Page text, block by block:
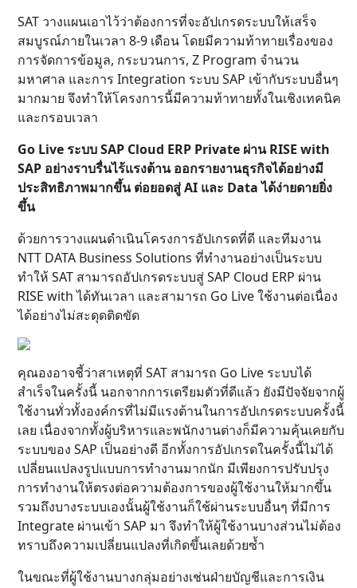
SAT วางแผนเอาไว้ว่าต้องการที่จะอัปเกรดระบบให้เสร็จ
สมบูรณ์ภายในเวลา 8-9 เดือน โดยมีความท้าทายเรื่องของ
การจัดการข้อมูล, กระบวนการ, Z Program จำนวน
มหาศาล และการ Integration ระบบ SAP เข้ากับระบบอื่นๆ
มากมาย จึงทำให้โครงการนี้มีความท้าทายทั้งในเชิงเทคนิค
และกรอบเวลา
Go Live ระบบ SAP Cloud ERP Private ผ่าน RISE with
SAP อย่างราบรื่นไร้แรงต้าน ออกรายงานธุรกิจได้อย่างมี
ประสิทธิภาพมากขึ้น ต่อยอดสู่ AI และ Data ได้ง่ายดายยิ่ง
ขึ้น
ด้วยการวางแผนดำเนินโครงการอัปเกรดที่ดี และทีมงาน
NTT DATA Business Solutions ที่ทำงานอย่างเป็นระบบ
ทำให้ SAT สามารถอัปเกรดระบบสู่ SAP Cloud ERP ผ่าน
RISE with ได้ทันเวลา และสามารถ Go Live ใช้งานต่อเนื่อง
ได้อย่างไม่สะดุดติดขัด
คุณองอาจชี้ว่าสาเหตุที่ SAT สามารถ Go Live ระบบได้
สำเร็จในครั้งนี้ นอกจากการเตรียมตัวที่ดีแล้ว ยังมีปัจจัยจากผู้
ใช้งานทั่วทั้งองค์กรที่ไม่มีแรงต้านในการอัปเกรดระบบครั้งนี้
เลย เนื่องจากทั้งผู้บริหารและพนักงานต่างก็มีความคุ้นเคยกับ
ระบบของ SAP เป็นอย่างดี อีกทั้งการอัปเกรดในครั้งนี้ไม่ได้
เปลี่ยนแปลงรูปแบบการทำงานมากนัก มีเพียงการปรับปรุง
การทำงานให้ตรงต่อความต้องการของผู้ใช้งานให้มากขึ้น
รวมถึงบางระบบเองนั้นผู้ใช้งานก็ใช้ผ่านระบบอื่นๆ ที่มีการ
Integrate ผ่านเข้า SAP มา จึงทำให้ผู้ใช้งานบางส่วนไม่ต้อง
ทราบถึงความเปลี่ยนแปลงที่เกิดขึ้นเลยด้วยซ้ำ
ในขณะที่ผู้ใช้งานบางกลุ่มอย่างเช่นฝ่ายบัญชีและการเงิน